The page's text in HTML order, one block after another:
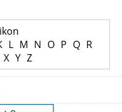
L M N O P Q R
X Y Z